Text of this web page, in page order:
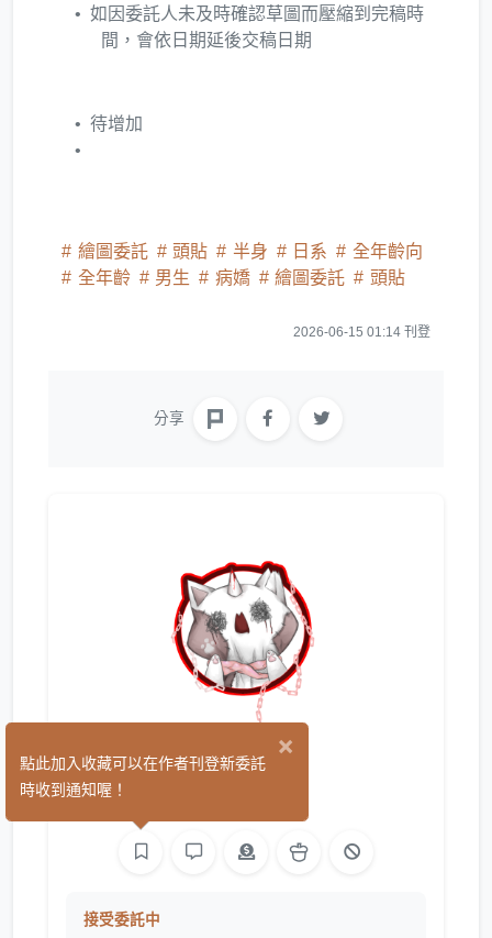
如因委託人未及時確認草圖而壓縮到完稿時
間，會依日期延後交稿日期
待增加
繪圖委託 頭貼 半身 日系
全年齡向
全年齡
男生 病嬌 繪圖委託 頭貼
2026-06-15 01:14 刊登
分享
Chi
接受委託中
×
點此加入收藏可以在作者刊登新委託
時收到通知喔！